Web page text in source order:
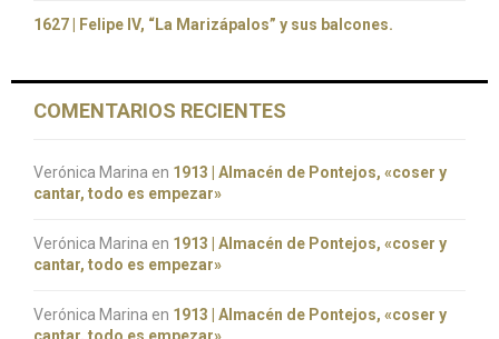
1627 | Felipe IV, “La Marizápalos” y sus balcones.
COMENTARIOS RECIENTES
Verónica Marina en 1913 | Almacén de Pontejos, «coser y
cantar, todo es empezar»
Verónica Marina en 1913 | Almacén de Pontejos, «coser y
cantar, todo es empezar»
Verónica Marina en 1913 | Almacén de Pontejos, «coser y